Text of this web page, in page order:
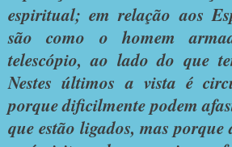
espiritual; em relação aos
são como o homem
telescópio, ao lado do que
Nestes últimos a vista é
porque dificilmente podem
que estão ligados, mas porque